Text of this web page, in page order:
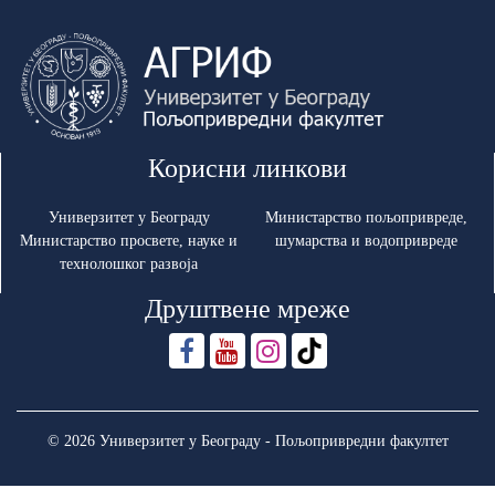
Корисни линкови
Универзитет у Београду
Министарство просвете, науке и
технолошког развоја
Министарство пољопривреде,
шумарства и водопривреде
Друштвене мреже
© 2026 Универзитет у Београду - Пољопривредни факултет